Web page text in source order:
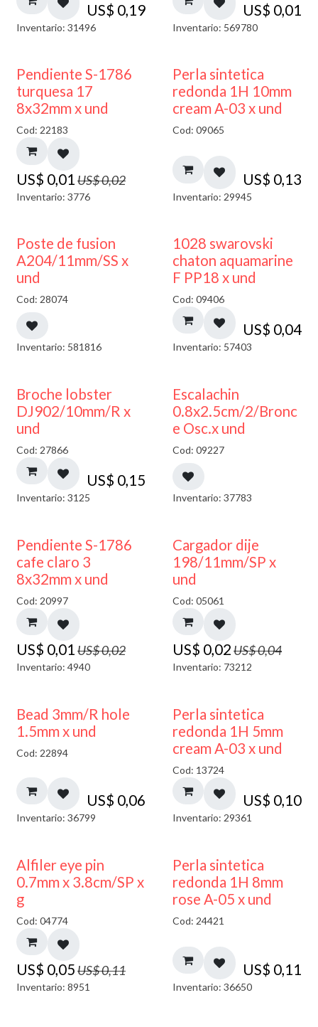
US$ 0,19
Inventario: 31496
US$ 0,01
Inventario: 569780
50% DESCUENTO
Pendiente S-1786
turquesa 17
8x32mm x und
Cod: 22183
US$ 0,01 US$0,02
Inventario: 3776
Perla sintetica
redonda 1H 10mm
cream A-03 x und
Cod: 09065
US$ 0,13
Inventario: 29945
Poste de fusion
A204/11mm/SS x
und
Cod: 28074
Inventario: 581816
1028 swarovski
chaton aquamarine
F PP18 x und
Cod: 09406
US$ 0,04
Inventario: 57403
Broche lobster
DJ902/10mm/R x
und
Cod: 27866
US$ 0,15
Inventario: 3125
Escalachin
0.8x2.5cm/2/Bronc
e Osc.x und
Cod: 09227
Inventario: 37783
50% DESCUENTO
Pendiente S-1786
cafe claro 3
8x32mm x und
Cod: 20997
US$ 0,01US$0,02
Inventario: 4940
50% DESCUENTO
Cargador dije
198/11mm/SP x
und
Cod: 05061
US$ 0,02US$0,04
Inventario: 73212
Bead 3mm/R hole
1.5mm x und
Cod: 22894
US$ 0,06
Inventario: 36799
Perla sintetica
redonda 1H 5mm
cream A-03 x und
Cod: 13724
US$ 0,10
Inventario: 29361
50% DESCUENTO
Alfiler eye pin
0.7mm x 3.8cm/SP x
g
Cod: 04774
US$ 0,05US$0,11
Inventario: 8951
Perla sintetica
redonda 1H 8mm
rose A-05 x und
Cod: 24421
US$ 0,11
Inventario: 36650